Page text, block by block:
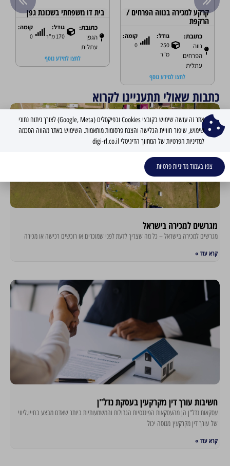
קרקע למכירה בנווה הפרחים /
הרקפת
כתובת:
נווה
הפרחים
עתלית
גודל:
250
מ"ר
קומה:
0
לחצו למידע נוסף
בית דו משפחתי בשכונת גפן
כתובת:
הגפן
עתלית
גודל:
170 מ"ר
קומה:
0
לחצו למידע נוסף
כתבות שאולי תתעניינו לקרוא
מגרשים למכירה בישראל
מגרשים למכירה בישראל – כל מה שצריך לדעת לפני שמוכרים או רוכשים רכישה או מכירה
קרא עוד »
חשיבות עורך דין מקרקעין בעסקת נדל"ן
עסקאות נדל"ן הן מהעסקאות הפיננסיות הגדולות והמשמעותיות ביותר שאדם מבצע בחייו.ליווי
של עורך דין מקרקעין מנוסה יכול
קרא עוד »
אתר זה עושה שימוש בקובצי Cookies ובפיקסלים (Google, Meta) לצורך ניתוח נתוני
שימוש, שיפור חוויית הגלישה והצגת פרסומות מותאמות. השימוש באתר מהווה הסכמה
למדיניות הפרטיות של המתווך הדיגיטלי digi-rl.co.il
צפו בעמוד מדיניות פרטיות